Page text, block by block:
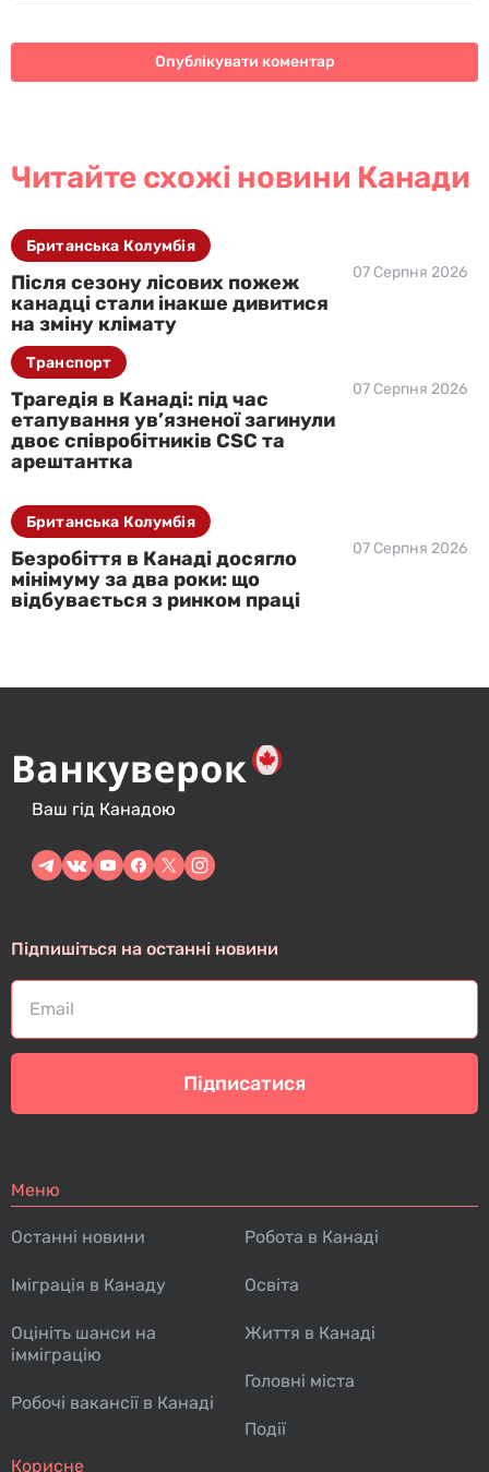
Читайте схожі новини Канади
Після сезону лісових пожеж
канадці стали інакше дивитися
на зміну клімату
07 Серпня 2026
Британська Колумбія
Трагедія в Канаді: під час
етапування ув’язненої загинули
двоє співробітників CSC та
арештантка
07 Серпня 2026
Транспорт
Безробіття в Канаді досягло
мінімуму за два роки: що
відбувається з ринком праці
07 Серпня 2026
Британська Колумбія
Ваш гід Канадою
Підпишіться на останні новини
Підписатися
Меню
Останні новини
Іміграція в Канаду
Оцініть шанси на
імміграцію
Робочі вакансії в Канаді
Робота в Канаді
Освіта
Життя в Канаді
Головні міста
Події
Корисне